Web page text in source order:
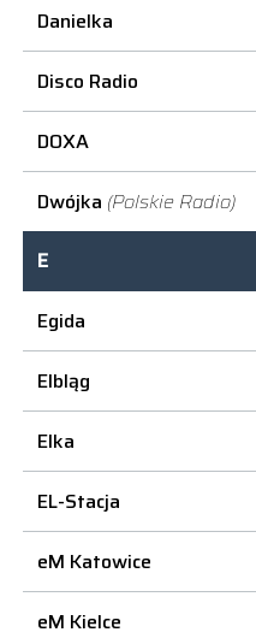
Danielka
Disco Radio
DOXA
Dwójka (Polskie Radio)
E
Egida
Elbląg
Elka
EL-Stacja
eM Katowice
eM Kielce